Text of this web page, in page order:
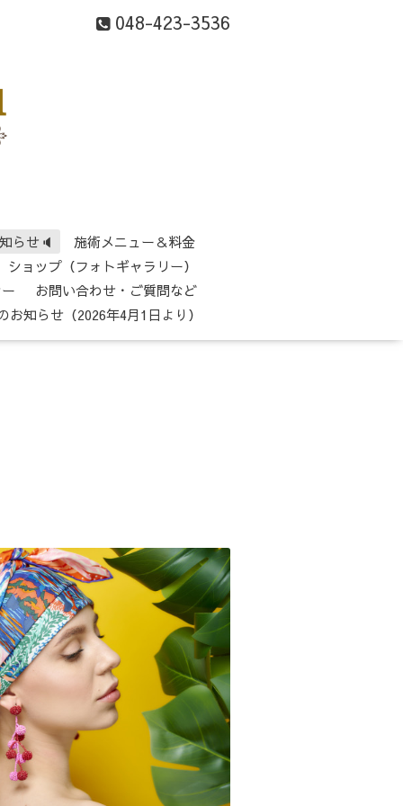
048-423-3536
らせ🔈
施術メニュー＆料金
ショップ（フォトギャラリー）
お問い合わせ・ご質問など
お知らせ（2026年4月1日より）